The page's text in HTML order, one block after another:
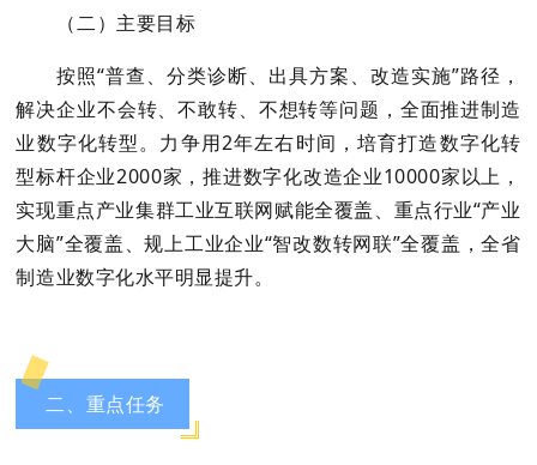
（二）主要目标
按照“普查、分类诊断、出具方案、改造实施”路径，
解决企业不会转、不敢转、不想转等问题，全面推进制造
业数字化转型。力争用2年左右时间，培育打造数字化转
型标杆企业2000家，推进数字化改造企业10000家以上，
实现重点产业集群工业互联网赋能全覆盖、重点行业“产业
大脑”全覆盖、规上工业企业“智改数转网联”全覆盖，全省
制造业数字化水平明显提升。
二、重点任务